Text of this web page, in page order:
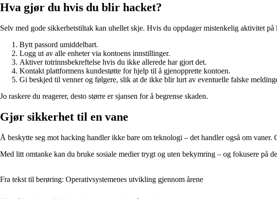
Hva gjør du hvis du blir hacket?
Selv med gode sikkerhetstiltak kan uhellet skje. Hvis du oppdager mistenkelig aktivitet
Bytt passord umiddelbart.
Logg ut av alle enheter via kontoens innstillinger.
Aktiver totrinnsbekreftelse hvis du ikke allerede har gjort det.
Kontakt plattformens kundestøtte for hjelp til å gjenopprette kontoen.
Gi beskjed til venner og følgere, slik at de ikke blir lurt av eventuelle falske
Jo raskere du reagerer, desto større er sjansen for å begrense skaden.
Gjør sikkerhet til en vane
Å beskytte seg mot hacking handler ikke bare om teknologi – det handler også om
Med litt omtanke kan du bruke sosiale medier trygt og uten bekymring – og fokusere på
Fra tekst til berøring: Operativsystemenes utvikling gjennom årene